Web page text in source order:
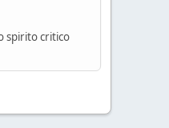
spirito critico